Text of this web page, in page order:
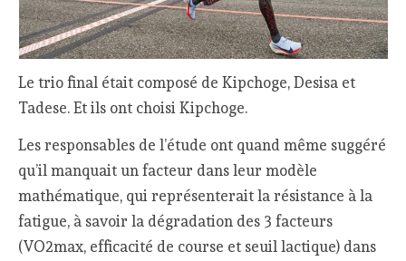
Le trio final était composé de Kipchoge, Desisa et
Tadese. Et ils ont choisi Kipchoge.
Les responsables de l’étude ont quand même suggéré
qu’il manquait un facteur dans leur modèle
mathématique, qui représenterait la résistance à la
fatigue, à savoir la dégradation des 3 facteurs
(VO2max, efficacité de course et seuil lactique) dans